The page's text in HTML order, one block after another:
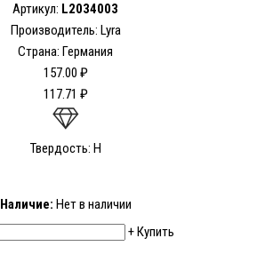
Артикул: L2034003
Производитель: Lyra
Страна: Германия
157.00 ₽
117.71 ₽
Твердость: H
Наличие: Нет в наличии
+Купить